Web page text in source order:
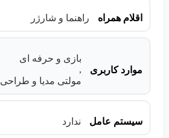
اقلام همراه راهنما و شارژر
موارد کاربری
بازی و حرفه ای
,
مولتی مدیا و طراحی
سیستم عامل ندارد